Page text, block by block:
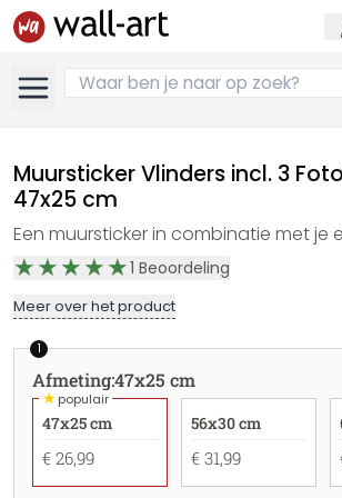
Muursticker Vlinders incl. 3
47x25 cm
Een muursticker in combinatie met je
1 Beoordeling
Meer over het product
1
Afmeting:47x25 cm
★populair
47x25 cm
€ 26,99
56x30 cm
€ 31,99